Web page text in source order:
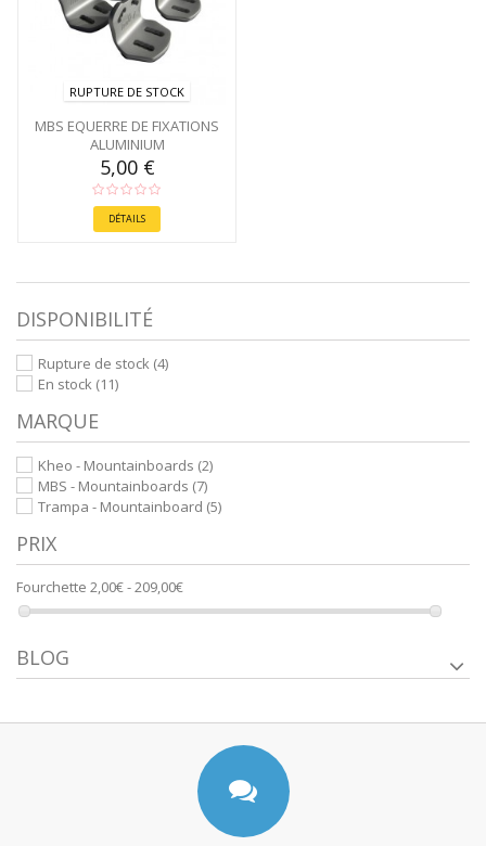
RUPTURE DE STOCK
MBS EQUERRE DE FIXATIONS
ALUMINIUM
5,00 €
DÉTAILS
DISPONIBILITÉ
Rupture de stock (4)
En stock (11)
MARQUE
Kheo - Mountainboards (2)
MBS - Mountainboards (7)
Trampa - Mountainboard (5)
PRIX
Fourchette 2,00€ - 209,00€
BLOG